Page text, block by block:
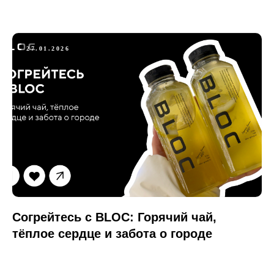
27.01.2026
Согрейтесь с BLOC: Горячий чай,
тёплое сердце и забота о городе